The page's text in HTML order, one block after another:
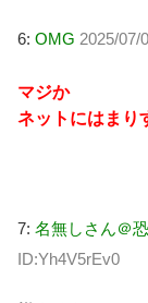
6: OMG 2025/07/
マジか
ネットにはまり
7: 名無しさん＠
ID:Yh4V5rEv0